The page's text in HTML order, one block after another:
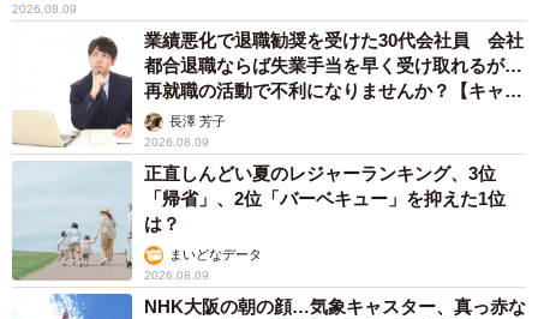
2026.08.09
業績悪化で退職勧奨を受けた30代会社員 会社
都合退職ならば失業手当を早く受け取れるが…
再就職の活動で不利になりませんか？【キャリ
アカウンセラーが解説】
長澤 芳子
2026.08.09
正直しんどい夏のレジャーランキング、3位
「帰省」、2位「バーベキュー」を抑えた1位
は？
まいどなデータ
2026.08.09
NHK大阪の朝の顔…気象キャスター、真っ赤な